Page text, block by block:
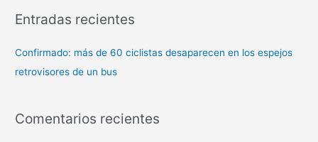
Entradas recientes
Confirmado: más de 60 ciclistas desaparecen en los espejos
retrovisores de un bus
Comentarios recientes